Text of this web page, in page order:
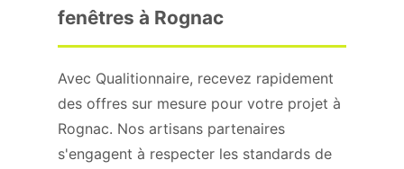
fenêtres à Rognac
Avec Qualitionnaire, recevez rapidement
des offres sur mesure pour votre projet à
Rognac. Nos artisans partenaires
s'engagent à respecter les standards de